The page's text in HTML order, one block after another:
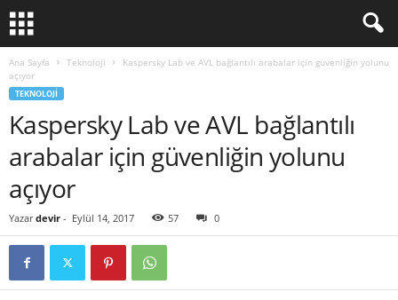
Ana Sayfa Teknoloji
Kaspersky Lab ve AVL bağlantılı arabalar için güvenliğin yolunu
açıyor
TEKNOLOJI
Kaspersky Lab ve AVL bağlantılı
arabalar için güvenliğin yolunu
açıyor
Yazar devir - Eylül 14, 2017 57 0